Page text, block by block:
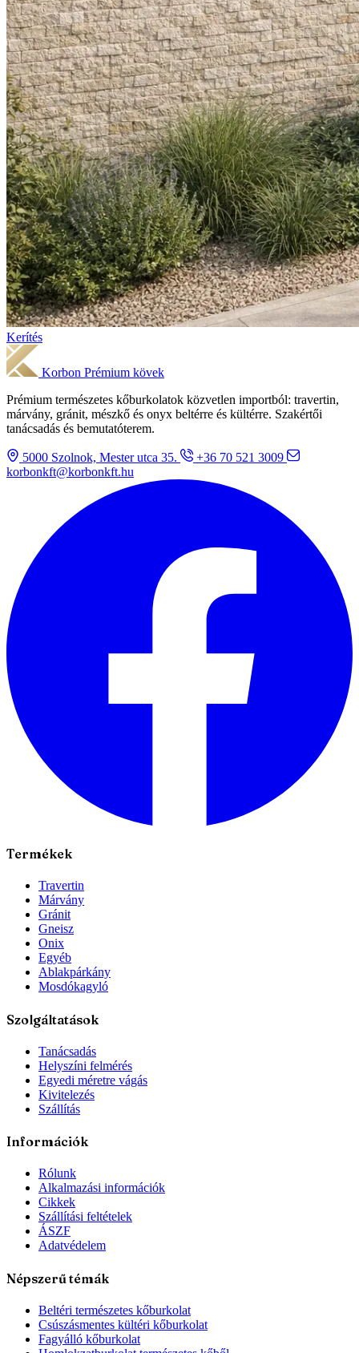
Kerítés
Korbon Prémium kövek
Prémium természetes kőburkolatok közvetlen importból: travertin,
márvány, gránit, mészkő és onyx beltérre és kültérre. Szakértői
tanácsadás és bemutatóterem.
5000 Szolnok, Mester utca 35.
+36 70 521 3009
korbonkft@korbonkft.hu
Termékek
Travertin
Márvány
Gránit
Gneisz
Onix
Egyéb
Ablakpárkány
Mosdókagyló
Szolgáltatások
Tanácsadás
Helyszíni felmérés
Egyedi méretre vágás
Kivitelezés
Szállítás
Információk
Rólunk
Alkalmazási információk
Cikkek
Szállítási feltételek
ÁSZF
Adatvédelem
Népszerű témák
Beltéri természetes kőburkolat
Csúszásmentes kültéri kőburkolat
Fagyálló kőburkolat